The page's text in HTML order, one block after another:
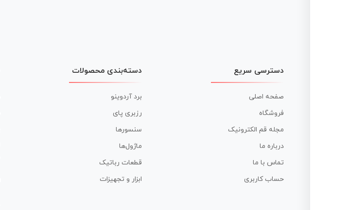
دسترسی سریع
صفحه اصلی
فروشگاه
مجله قم الکترونیک
درباره ما
تماس با ما
حساب کاربری
دسته‌بندی محصولات
برد آردوینو
رزبری پای
سنسورها
ماژول‌ها
قطعات رباتیک
ابزار و تجهیزات